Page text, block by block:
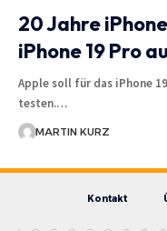
20 Jahre
iPhone 19 Pro
Apple soll für das iPhone
testen.…
MARTIN KURZ
Kontakt